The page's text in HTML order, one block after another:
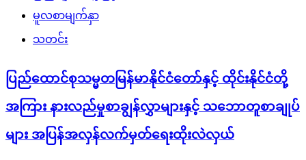
မူလစာမျက်နှာ
သတင်း
ပြည်ထောင်စုသမ္မတမြန်မာနိုင်ငံတော်နှင့် ထိုင်းနိုင်ငံတို့
အကြား နားလည်မှုစာချွန်လွှာများနှင့် သဘောတူစာချုပ်
များ အပြန်အလှန်လက်မှတ်ရေးထိုးလဲလှယ်